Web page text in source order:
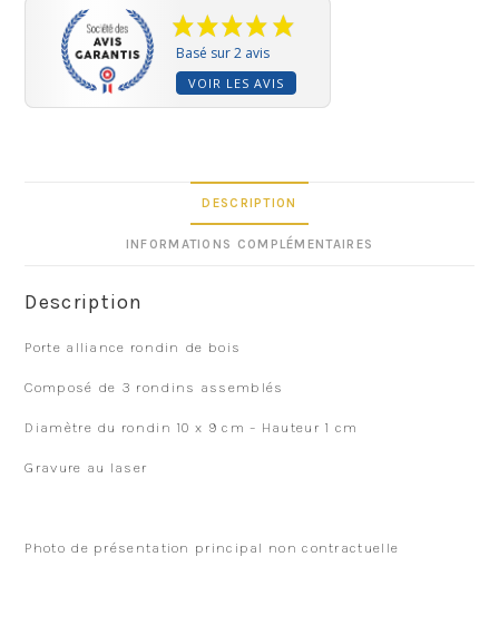
Basé sur 2 avis
VOIR LES AVIS
DESCRIPTION
INFORMATIONS COMPLÉMENTAIRES
Description
Porte alliance rondin de bois
Composé de 3 rondins assemblés
Diamètre du rondin 10 x 9 cm – Hauteur 1 cm
Gravure au laser
Photo de présentation principal non contractuelle